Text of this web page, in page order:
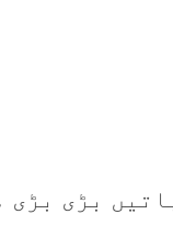
بڑی